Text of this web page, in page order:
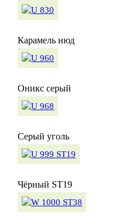
Карамель нюд
Оникс серый
Серый уголь
Чёрный ST19